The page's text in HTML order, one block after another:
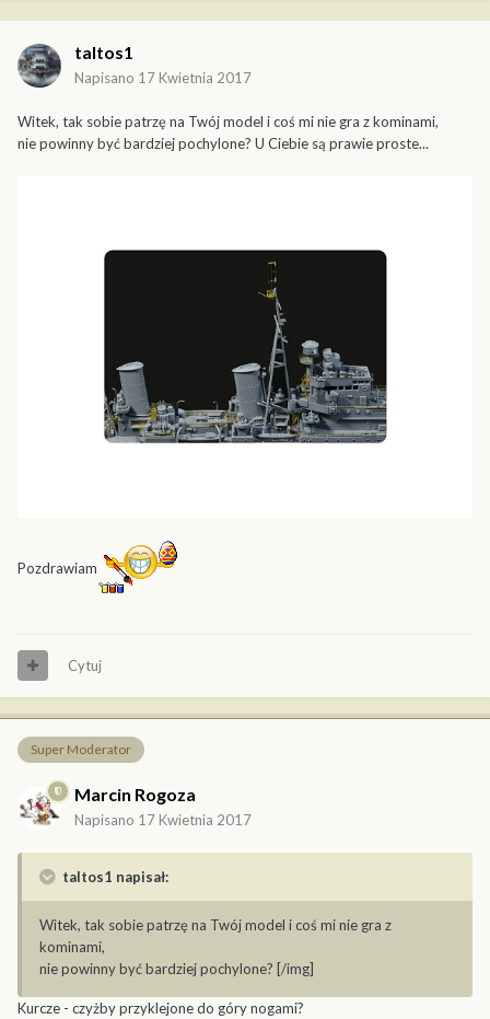
taltos1
Napisano 17 Kwietnia 2017
Witek, tak sobie patrzę na Twój model i coś mi nie gra z kominami,
nie powinny być bardziej pochylone? U Ciebie są prawie proste...
Pozdrawiam
Cytuj
Super Moderator
Marcin Rogoza
Napisano 17 Kwietnia 2017
taltos1 napisał:
Witek, tak sobie patrzę na Twój model i coś mi nie gra z
kominami,
nie powinny być bardziej pochylone? [/img]
Kurcze - czyżby przyklejone do góry nogami?